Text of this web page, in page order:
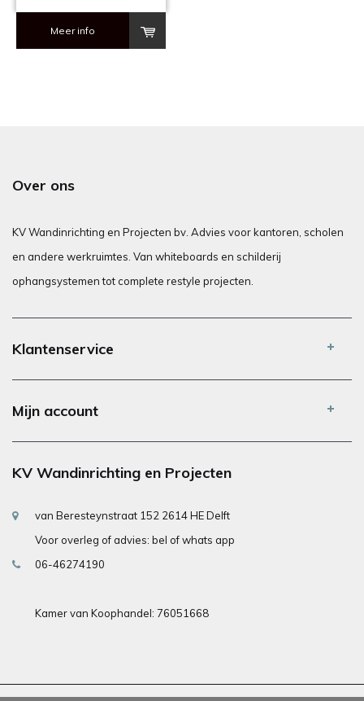
Meer info
Over ons
KV Wandinrichting en Projecten bv. Advies voor kantoren, scholen
en andere werkruimtes. Van whiteboards en schilderij
ophangsystemen tot complete restyle projecten.
Klantenservice
Mijn account
KV Wandinrichting en Projecten
van Beresteynstraat 152 2614 HE Delft
Voor overleg of advies: bel of whats app
06-46274190
Kamer van Koophandel: 76051668